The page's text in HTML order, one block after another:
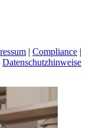
| Compliance |
Datenschutzhinweise